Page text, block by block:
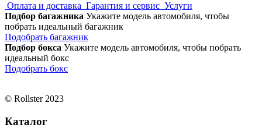
Оплата и доставка Гарантия и сервис Услуги
Подбор багажника Укажите модель автомобиля, чтобы
побрать идеальный багажник
Подобрать багажник
Подбор бокса Укажите модель автомобиля, чтобы побрать
идеальный бокс
Подобрать бокс
© Rollster 2023
Каталог